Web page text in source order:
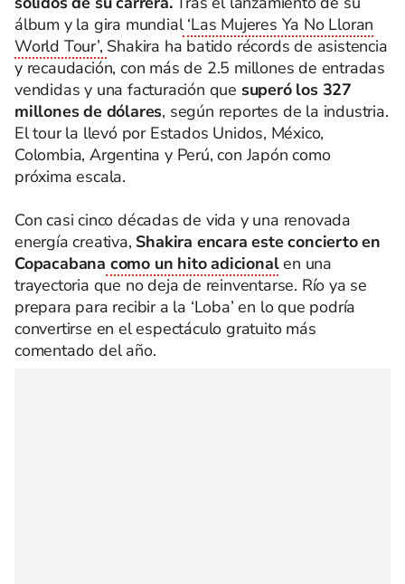
álbum y la gira mundial‘Las Mujeres Ya No Lloran
World Tour’, Shakira ha batido récords de asistencia
y recaudación, con más de 2.5 millones de entradas
vendidas y una facturación que superó los 327
millones de dólares, según reportes de la industria.
El tour la llevó por Estados Unidos, México,
Colombia, Argentina y Perú, con Japón como
próxima escala.
Con casi cinco décadas de vida y una renovada
energía creativa, Shakira encara este concierto en
Copacabana como un hito adicionalen una
trayectoria que no deja de reinventarse. Río ya se
prepara para recibir a la ‘Loba’ en lo que podría
convertirse en el espectáculo gratuito más
comentado del año.